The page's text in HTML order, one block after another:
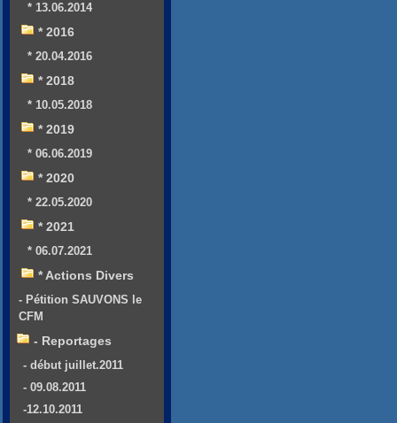
* 13.06.2014
* 2016
* 20.04.2016
* 2018
* 10.05.2018
* 2019
* 06.06.2019
* 2020
* 22.05.2020
* 2021
* 06.07.2021
* Actions Divers
- Pétition SAUVONS le
CFM
- Reportages
- début juillet.2011
- 09.08.2011
-12.10.2011